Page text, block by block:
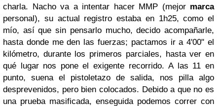
charla. Nacho va a intentar hacer MMP (mejor marca
personal), su actual registro estaba en 1h25, como el
mío, así que sin pensarlo mucho, decido acompañarle,
hasta donde me den las fuerzas; pactamos ir a 4'00" el
kilómetro, durante los primeros parciales, hasta ver en
qué lugar nos pone el exigente recorrido. A las 11 en
punto, suena el pistoletazo de salida, nos pilla algo
desprevenidos, pero bien colocados. Debido a que no es
una prueba masificada, enseguida podemos correr con